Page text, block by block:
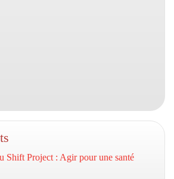
Shift Project : Agir pour une santé